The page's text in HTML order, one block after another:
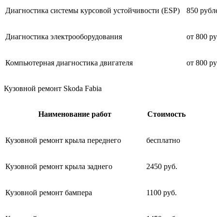
Диагностика системы курсовой устойчивости (ESP) 850
Диагностика электрооборудования от 800
Компьютерная диагностика двигателя от 800
Кузовной ремонт Skoda Fabia
Наименование работ Стоимость
Кузовной ремонт крыла переднего бесплатно
Кузовной ремонт крыла заднего 2450 руб.
Кузовной ремонт бампера 1100 руб.